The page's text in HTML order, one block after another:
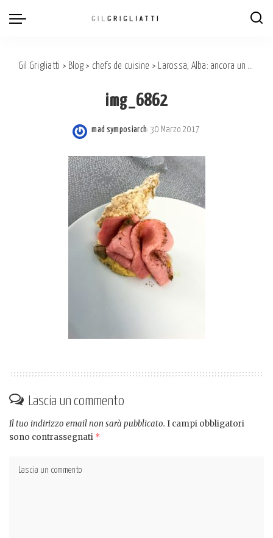
Gil Grigliatti > Blog > chefs de cuisine > Larossa, Alba: ancora un ottimo ristorante in Langa!
img_6862
Posted
mad symposiarch 30 Marzo 2017
Lascia un commento
Il tuo indirizzo email non sarà pubblicato. I campi obbligatori
sono contrassegnati *